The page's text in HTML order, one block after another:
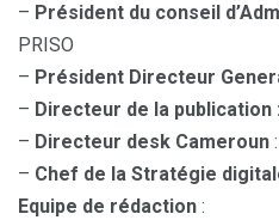
– Président du conseil
PRISO
– Président Directeur
– Directeur de la publication :
– Directeur desk Cameroun
– Chef de la Stratégie
Equipe de rédaction :